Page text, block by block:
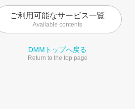
ご利用可能なサービス一覧
Available contents
DMMトップへ戻る
Return to the top page